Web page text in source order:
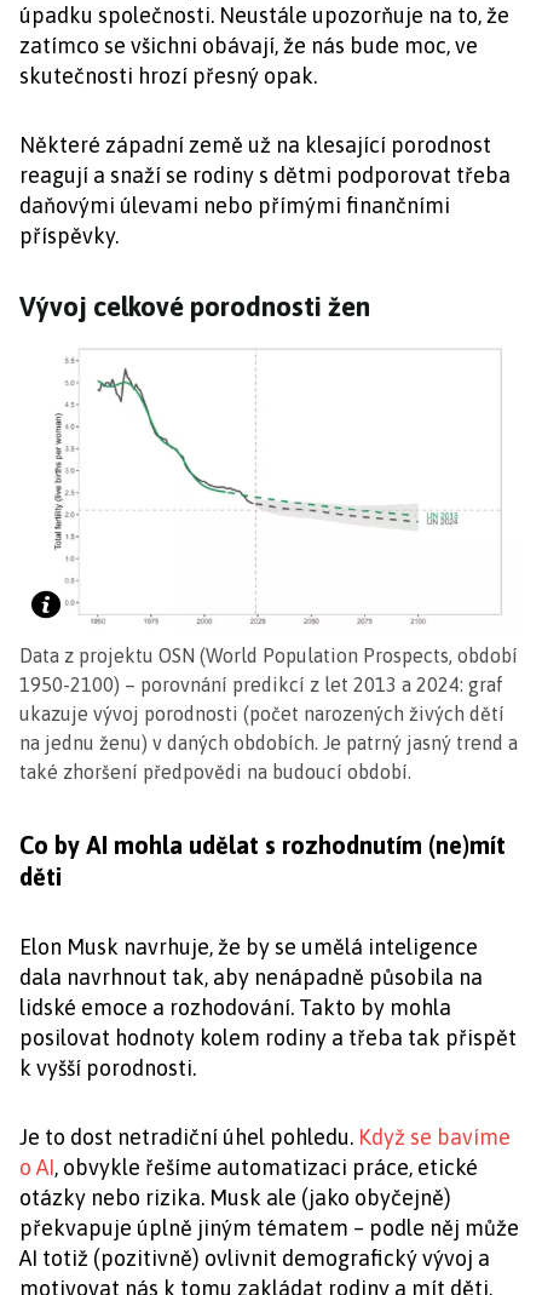
úpadku společnosti. Neustále upozorňuje na to, že
zatímco se všichni obávají, že nás bude moc, ve
skutečnosti hrozí přesný opak.
Některé západní země už na klesající porodnost
reagují a snaží se rodiny s dětmi podporovat třeba
daňovými úlevami nebo přímými finančními
příspěvky.
Vývoj celkové porodnosti žen
Data z projektu OSN (World Population Prospects, období
1950-2100) – porovnání predikcí z let 2013 a 2024: graf
ukazuje vývoj porodnosti (počet narozených živých dětí
na jednu ženu) v daných obdobích. Je patrný jasný trend a
také zhoršení předpovědi na budoucí období.
Co by AI mohla udělat s rozhodnutím (ne)mít
děti
Elon Musk navrhuje, že by se umělá inteligence
dala navrhnout tak, aby nenápadně působila na
lidské emoce a rozhodování. Takto by mohla
posilovat hodnoty kolem rodiny a třeba tak přispět
k vyšší porodnosti.
Je to dost netradiční úhel pohledu. Když se bavíme
o AI, obvykle řešíme automatizaci práce, etické
otázky nebo rizika. Musk ale (jako obyčejně)
překvapuje úplně jiným tématem – podle něj může
AI totiž (pozitivně) ovlivnit demografický vývoj a
motivovat nás k tomu zakládat rodiny a mít děti.